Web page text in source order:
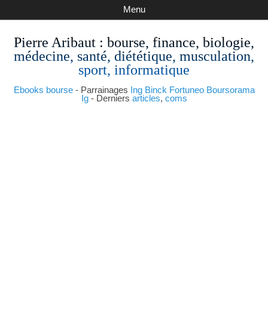
Pierre Aribaut : bourse, finance, biologie,
médecine, santé, diététique, musculation,
sport, informatique
Ebooks bourse- Parrainages Ing Binck Fortuneo Boursorama
Ig- Derniers articles, coms
Menu